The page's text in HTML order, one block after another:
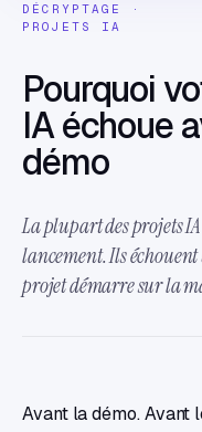
DÉCRYPTAGE ·
PROJETS IA
Pourquoi
IA échoue
démo
La plupart des projets
lancement. Ils
projet démarre sur la
Avant la démo. Avant